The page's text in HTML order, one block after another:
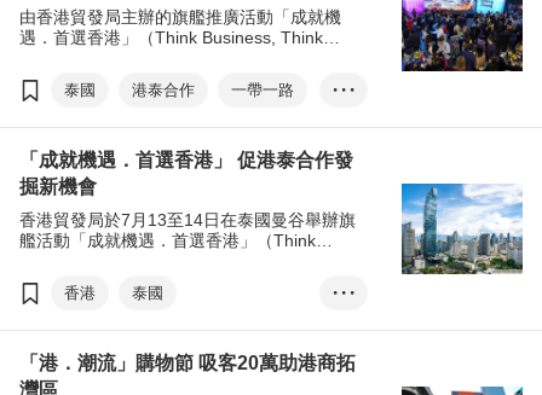
由香港貿發局主辦的旗艦推廣活動「成就機
遇．首選香港」（Think Business, Think
活動吸引了超過2,000名來自8個東盟國家的買
家踴躍參與，促進兩地交流和合作。
泰國 港泰合作
一帶一路
RCEP
成就機遇•首選香港
香港品牌
林建岳
大灣區
• • •
「成就機遇．首選香港」 促港泰合作發
掘新機會
香港貿發局於7月13至14日在泰國曼谷舉辦旗
艦活動「成就機遇．首選香港」（Think
區內創新中心的潛力，鼓勵東盟企業以香港平
台發展業務。
香港
泰國
成就機遇．首選香港
港泰合作
RCEP
• • •
「港．潮流」購物節 吸客20萬助港商拓
灣區